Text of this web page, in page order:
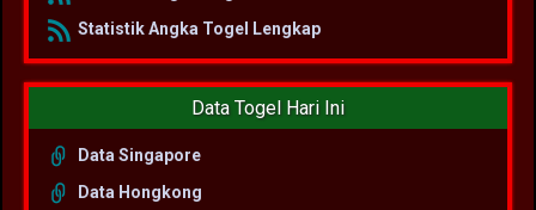
Statistik Angka Togel Lengkap
Data Togel Hari Ini
Data Singapore
Data Hongkong